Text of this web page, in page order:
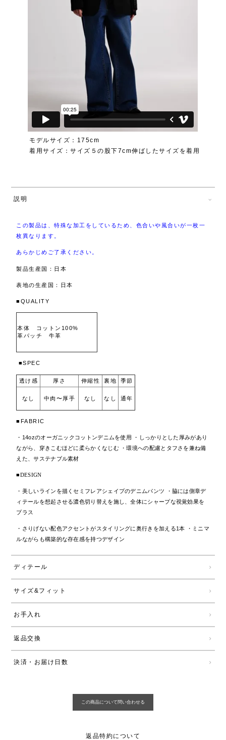
モデルサイズ：175cm
着用サイズ：サイズ５の股下7cm伸ばしたサイズを着用
説明
この製品は、特殊な加工をしているため、色合いや風合いが一枚一
枚異なります。
あらかじめご了承ください。
製品生産国：日本
表地の生産国：日本
■QUALITY
本体 コットン100%
革パッチ 牛革
■SPEC
透け感 厚さ 伸縮性 裏地 季節
なし 中肉〜厚手 なし なし 通年
■FABRIC
・14ozのオーガニックコットンデニムを使用 ・しっかりとした厚みがあり
ながら、穿きこむほどに柔らかくなじむ ・環境への配慮とタフさを兼ね備
えた、サステナブル素材
■DESIGN
・美しいラインを描くセミフレアシェイプのデニムパンツ ・脇には側章デ
ィテールを想起させる濃色切り替えを施し、全体にシャープな視覚効果を
プラス
・さりげない配色アクセントがスタイリングに奥行きを加える1本 ・ミニマ
ルながらも構築的な存在感を持つデザイン
ディテール
サイズ&フィット
お手入れ
返品交換
決済・お届け日数
返品特約について